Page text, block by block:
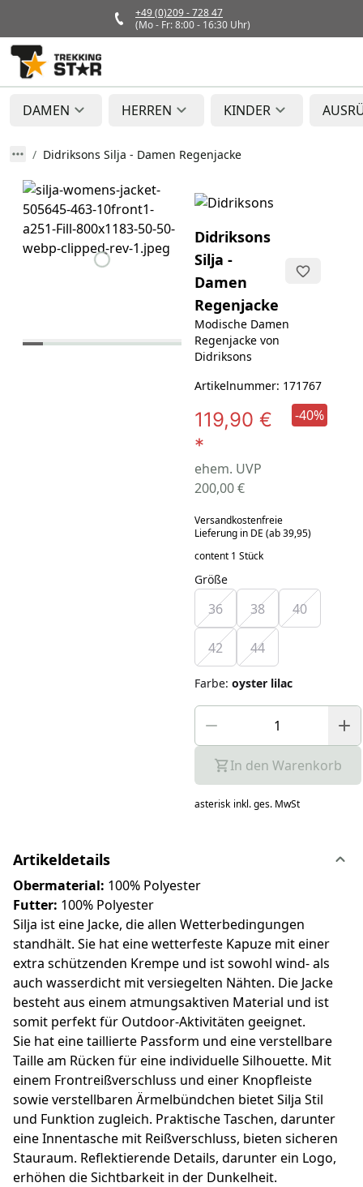
+49 (0)209 - 728 47
(Mo - Fr: 8:00 - 16:30 Uhr)
DAMEN HERREN KINDER
Didriksons Silja - Damen Regenjacke
Didriksons
Silja -
Damen
Regenjacke
Modische Damen
Regenjacke von
Didriksons
Artikelnummer: 171767
119,90 €
*
ehem. UVP
200,00 €
-40%
Versandkostenfreie
Lieferung in DE (ab 39,95)
content 1 Stück
Größe
36 38 40
42 44
Farbe: oyster lilac
In den Warenkorb
asterisk inkl. ges. MwSt
Artikeldetails
Obermaterial: 100% Polyester
Futter: 100% Polyester
Silja ist eine Jacke, die allen Wetterbedingungen
standhält. Sie hat eine wetterfeste Kapuze mit einer
extra schützenden Krempe und ist sowohl wind- als
auch wasserdicht mit versiegelten Nähten. Die Jacke
besteht aus einem atmungsaktiven Material und ist
somit perfekt für Outdoor-Aktivitäten geeignet.
Sie hat eine taillierte Passform und eine verstellbare
Taille am Rücken für eine individuelle Silhouette. Mit
einem Frontreißverschluss und einer Knopfleiste
sowie verstellbaren Ärmelbündchen bietet Silja Stil
und Funktion zugleich. Praktische Taschen, darunter
eine Innentasche mit Reißverschluss, bieten sicheren
Stauraum. Reflektierende Details, darunter ein Logo,
erhöhen die Sichtbarkeit in der Dunkelheit.